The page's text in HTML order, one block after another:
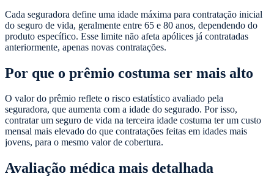
Cada seguradora define uma idade máxima para contratação inicial
do seguro de vida, geralmente entre 65 e 80 anos, dependendo do
produto específico. Esse limite não afeta apólices já contratadas
anteriormente, apenas novas contratações.
Por que o prêmio costuma ser mais alto
O valor do prêmio reflete o risco estatístico avaliado pela
seguradora, que aumenta com a idade do segurado. Por isso,
contratar um seguro de vida na terceira idade costuma ter um custo
mensal mais elevado do que contratações feitas em idades mais
jovens, para o mesmo valor de cobertura.
Avaliação médica mais detalhada